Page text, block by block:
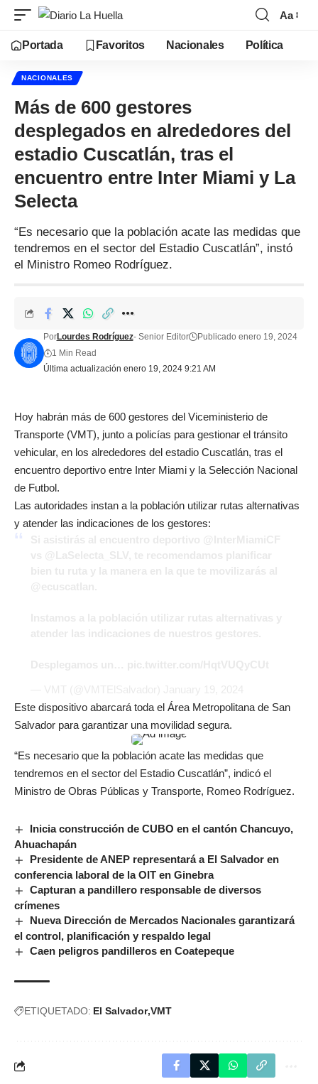
Aa
Portada Favoritos Nacionales Política
NACIONALES
Más de 600 gestores
desplegados en alrededores del
estadio Cuscatlán, tras el
encuentro entre Inter Miami y La
Selecta
“Es necesario que la población acate las medidas que
tendremos en el sector del Estadio Cuscatlán”, instó
el Ministro Romeo Rodríguez.
Última actualización enero 19, 2024 9:21 AM
PorLourdes Rodríguez- Senior Editor
Publicado enero 19, 2024
1 Min Read
Hoy habrán más de 600 gestores del Viceministerio de
Transporte (VMT), junto a policías para gestionar el tránsito
vehicular, en los alrededores del estadio Cuscatlán, tras el
encuentro deportivo entre Inter Miami y la Selección Nacional
de Futbol.
Las autoridades instan a la población utilizar rutas alternativas
y atender las indicaciones de los gestores:
Este dispositivo abarcará toda el Área Metropolitana de San
Salvador para garantizar una movilidad segura.
“Es necesario que la población acate las medidas que
tendremos en el sector del Estadio Cuscatlán”, indicó el
Ministro de Obras Públicas y Transporte, Romeo Rodríguez.
Inicia construcción de CUBO en el cantón Chancuyo,
Ahuachapán
Presidente de ANEP representará a El Salvador en
conferencia laboral de la OIT en Ginebra
Capturan a pandillero responsable de diversos
crímenes
Nueva Dirección de Mercados Nacionales garantizará
el control, planificación y respaldo legal
Caen peligros pandilleros en Coatepeque
ETIQUETADO: El Salvador VMT